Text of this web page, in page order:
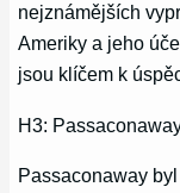
nejznámějších
Ameriky a jeho
jsou klíčem k
H3:
Passaconaway